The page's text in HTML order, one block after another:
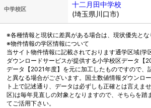
中学校区
十二月田中学校
(埼玉県川口市)
※各種情報と現状に差異がある場合は、現状優先とな
※物件情報の学区情報について
当サイト物件情報に記載されております通学区域(学
ダウンロードサービスが提供する小学校区データ【
データ【2021年度】を元に加工したものですので、
と異なる場合がございます。国土数値情報ダウンロ
ト上で記述通り、データは必ずしも正確とは言えま
区)は毎年見直しの対象となりますので、そちらを踏
てご活用下さい。